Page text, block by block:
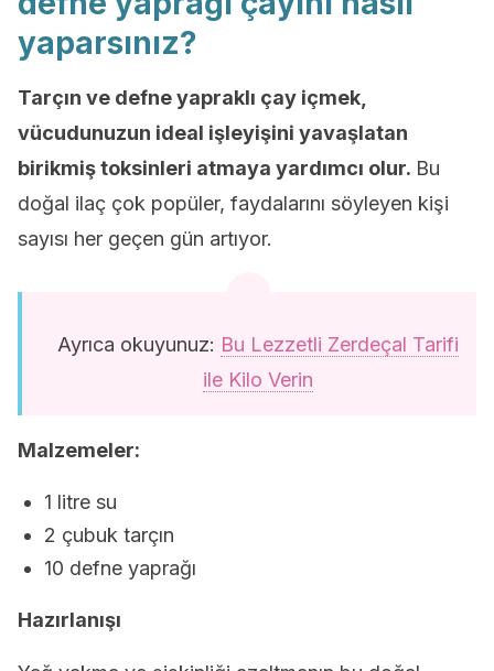
yaparsınız?
Tarçın ve defne yapraklı çay içmek,
vücudunuzun ideal işleyişini yavaşlatan
birikmiş toksinleri atmaya yardımcı olur. Bu
doğal ilaç çok popüler, faydalarını söyleyen kişi
sayısı her geçen gün artıyor.
Ayrıca okuyunuz: Bu Lezzetli Zerdeçal Tarifi
ile Kilo Verin
Malzemeler:
1 litre su
2 çubuk tarçın
10 defne yaprağı
Hazırlanışı